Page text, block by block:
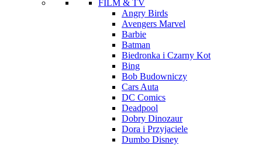
FILM & TV
Angry Birds
Avengers Marvel
Barbie
Batman
Biedronka i Czarny Kot
Bing
Bob Budowniczy
Cars Auta
DC Comics
Deadpool
Dobry Dinozaur
Dora i Przyjaciele
Dumbo Disney